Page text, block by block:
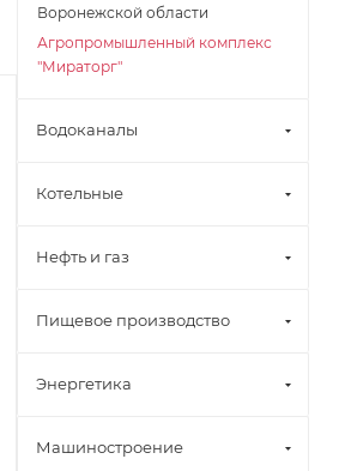
Воронежской области
Агропромышленный комплекс
"Мираторг"
Водоканалы
Котельные
Нефть и газ
Пищевое производство
Энергетика
Машиностроение